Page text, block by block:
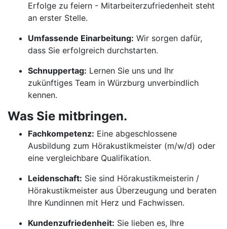
Erfolge zu feiern - Mitarbeiterzufriedenheit steht
an erster Stelle.
Umfassende Einarbeitung: Wir sorgen dafür,
dass Sie erfolgreich durchstarten.
Schnuppertag: Lernen Sie uns und Ihr
zukünftiges Team in Würzburg unverbindlich
kennen.
Was Sie mitbringen.
Fachkompetenz: Eine abgeschlossene
Ausbildung zum Hörakustikmeister (m/w/d) oder
eine vergleichbare Qualifikation.
Leidenschaft: Sie sind Hörakustikmeisterin /
Hörakustikmeister aus Überzeugung und beraten
Ihre Kundinnen mit Herz und Fachwissen.
Kundenzufriedenheit: Sie lieben es, Ihre